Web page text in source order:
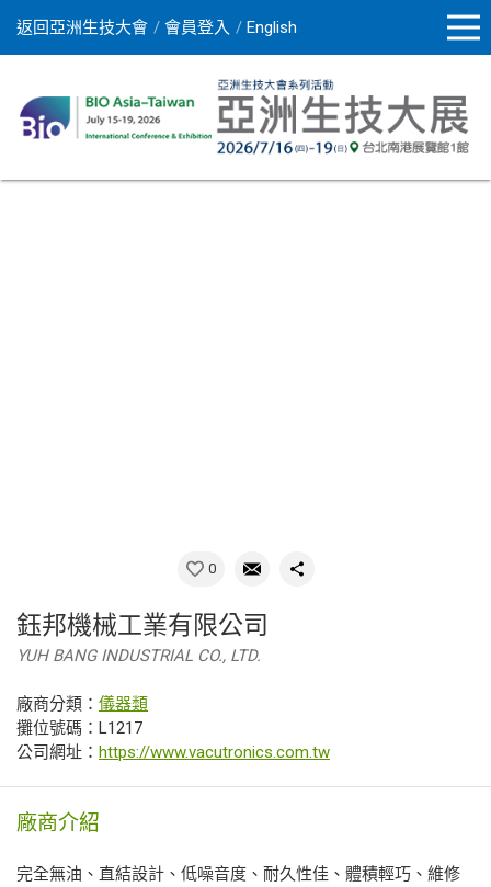
返回亞洲生技大會 會員登入 English
0
鈺邦機械工業有限公司
YUH BANG INDUSTRIAL CO., LTD.
廠商分類： 儀器類
攤位號碼：L1217
公司網址： https://www.vacutronics.com.tw
廠商介紹
完全無油、直結設計、低噪音度、耐久性佳、體積輕巧、維修